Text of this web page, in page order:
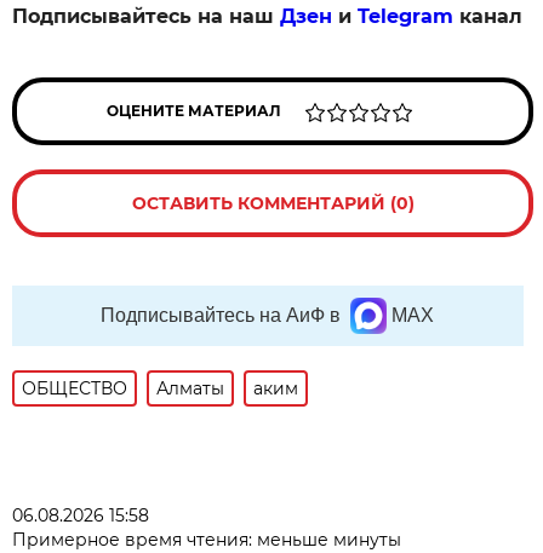
Подписывайтесь на нашДзен иTelegram канал
ОЦЕНИТЕ МАТЕРИАЛ
ОСТАВИТЬ КОММЕНТАРИЙ (0)
Подписывайтесь на АиФ в MAX
ОБЩЕСТВО Алматы аким
06.08.2026 15:58
Примерное время чтения: меньше минуты